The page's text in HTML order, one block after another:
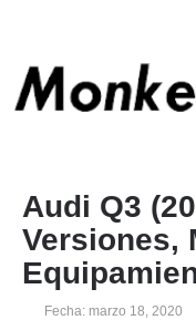
Audi Q3
Versiones,
Fecha: marzo 18, 2020